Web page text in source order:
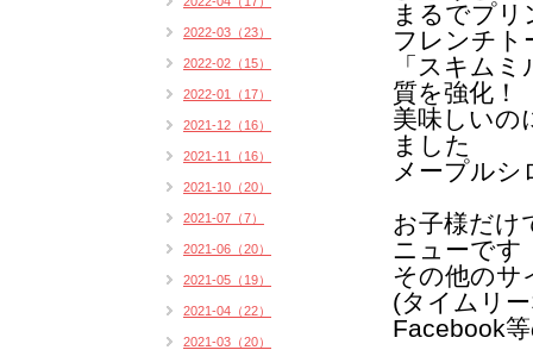
まるでプ
フレンチト
「スキム
質を強化！
美味しいの
ました
メープル
お子様だけ
ニューです
その他のサ
(タイムリ
Facebook
2022-03（23）
2022-02（15）
2022-01（17）
2021-12（16）
2021-11（16）
2021-10（20）
2021-07（7）
2021-06（20）
2021-05（19）
2021-04（22）
2021-03（20）